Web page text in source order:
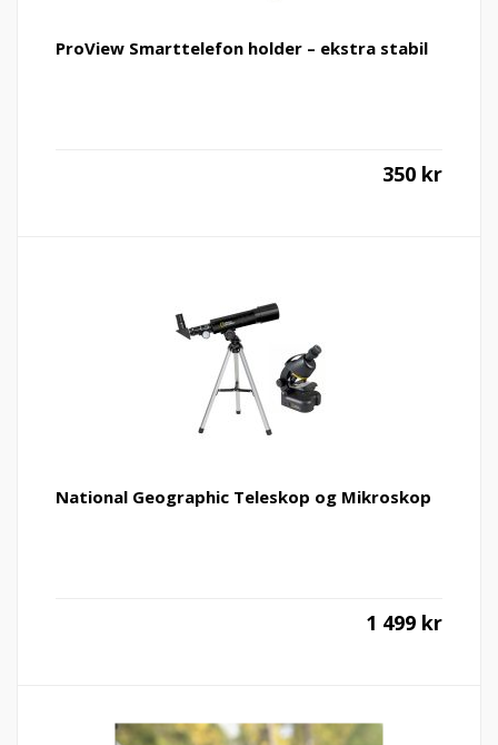
ProView Smarttelefon holder – ekstra stabil
350 kr
National Geographic Teleskop og Mikroskop
1 499 kr